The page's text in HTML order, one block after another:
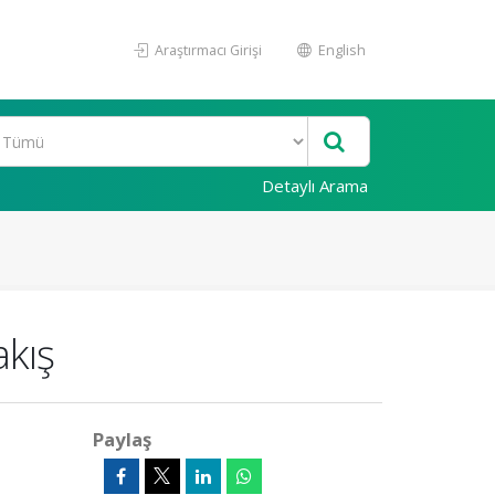
Araştırmacı Girişi English
Detaylı Arama
Paylaş